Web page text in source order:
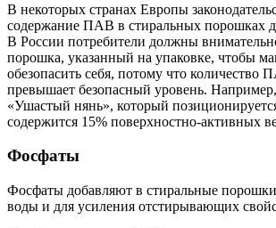
В некоторых странах Европы
содержание ПАВ в стиральных порошках
В России потребители должны
порошка, указанный на упаковке, чтобы
обезопасить себя, потому что количество
превышает безопасный уровень.
«Ушастый нянь», который
содержится 15% поверхностно-активных
Фосфаты
Фосфаты добавляют в стиральные
воды и для усиления отстирывающих